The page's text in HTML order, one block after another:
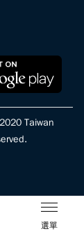
選單
Taiwan